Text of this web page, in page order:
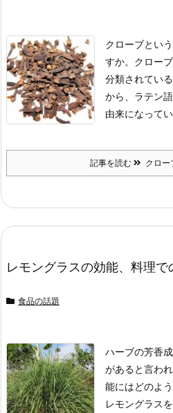
クローブとい
すか。 クロー
分類されてい
から、ラテン
由来になって
記事を読む クロー
レモングラスの効能、料理で
食品の話題
ハーブの芳香
があると言われ
能にはどのよ
レモングラス